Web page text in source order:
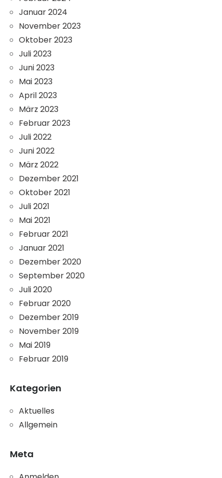
Januar 2024
November 2023
Oktober 2023
Juli 2023
Juni 2023
Mai 2023
April 2023
März 2023
Februar 2023
Juli 2022
Juni 2022
März 2022
Dezember 2021
Oktober 2021
Juli 2021
Mai 2021
Februar 2021
Januar 2021
Dezember 2020
September 2020
Juli 2020
Februar 2020
Dezember 2019
November 2019
Mai 2019
Februar 2019
Kategorien
Aktuelles
Allgemein
Meta